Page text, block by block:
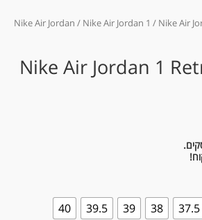
Nike Air Jordan / Nike Air Jordan 1 / Nike Air
Nike Air Jordan 1
37.5
38
39
39.5
40